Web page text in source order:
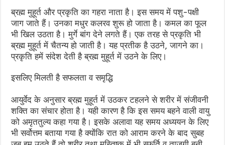
ब्रह्म मुहूर्त और प्रकृति का गहरा नाता है। इस समय में पशु-पक्षी
जाग जाते हैं। उनका मधुर कलरव शुरू हो जाता है। कमल का फूल
भी खिल उठता है। मुर्गे बांग देने लगते हैं। एक तरह से प्रकृति भी
ब्रह्म मुहूर्त में चैतन्य हो जाती है। यह प्रतीक है उठने, जागने का।
प्रकृति हमें संदेश देती है ब्रह्म मुहूर्त में उठने के लिए।
इसलिए मिलती है सफलता व समृद्धि
आयुर्वेद के अनुसार ब्रह्म मुहूर्त में उठकर टहलने से शरीर में संजीवनी
शक्ति का संचार होता है। यही कारण है कि इस समय बहने वाली वायु
को अमृततुल्य कहा गया है। इसके अलावा यह समय अध्ययन के लिए
भी सर्वोत्तम बताया गया है क्योंकि रात को आराम करने के बाद सुबह